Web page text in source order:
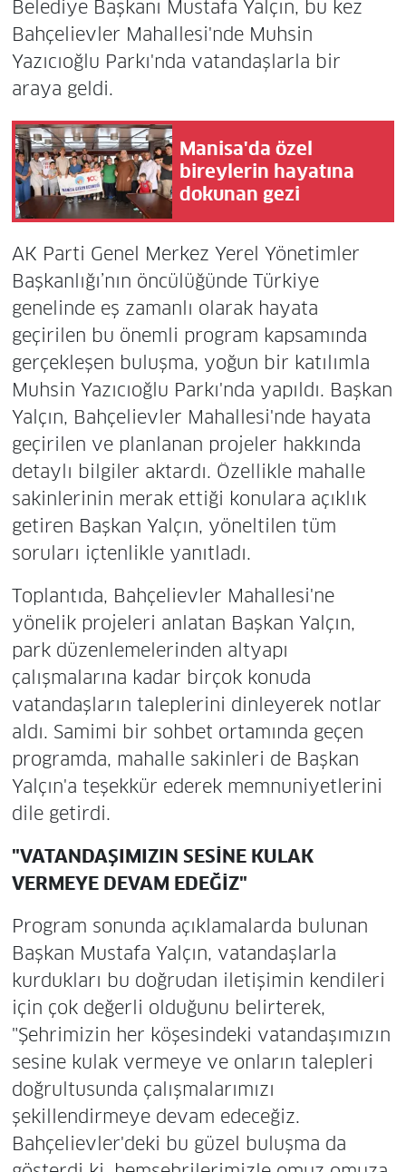
Belediye Başkanı Mustafa Yalçın, bu kez
Bahçelievler Mahallesi'nde Muhsin
Yazıcıoğlu Parkı'nda vatandaşlarla bir
araya geldi.
Manisa'da özel
bireylerin hayatına
dokunan gezi
AK Parti Genel Merkez Yerel Yönetimler
Başkanlığı’nın öncülüğünde Türkiye
genelinde eş zamanlı olarak hayata
geçirilen bu önemli program kapsamında
gerçekleşen buluşma, yoğun bir katılımla
Muhsin Yazıcıoğlu Parkı'nda yapıldı. Başkan
Yalçın, Bahçelievler Mahallesi'nde hayata
geçirilen ve planlanan projeler hakkında
detaylı bilgiler aktardı. Özellikle mahalle
sakinlerinin merak ettiği konulara açıklık
getiren Başkan Yalçın, yöneltilen tüm
soruları içtenlikle yanıtladı.
Toplantıda, Bahçelievler Mahallesi'ne
yönelik projeleri anlatan Başkan Yalçın,
park düzenlemelerinden altyapı
çalışmalarına kadar birçok konuda
vatandaşların taleplerini dinleyerek notlar
aldı. Samimi bir sohbet ortamında geçen
programda, mahalle sakinleri de Başkan
Yalçın'a teşekkür ederek memnuniyetlerini
dile getirdi.
"VATANDAŞIMIZIN SESİNE KULAK
VERMEYE DEVAM EDEĞİZ"
Program sonunda açıklamalarda bulunan
Başkan Mustafa Yalçın, vatandaşlarla
kurdukları bu doğrudan iletişimin kendileri
için çok değerli olduğunu belirterek,
"Şehrimizin her köşesindeki vatandaşımızın
sesine kulak vermeye ve onların talepleri
doğrultusunda çalışmalarımızı
şekillendirmeye devam edeceğiz.
Bahçelievler'deki bu güzel buluşma da